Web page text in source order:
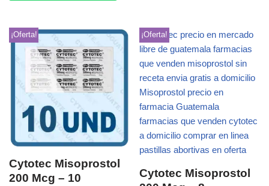
¡Oferta!
Cytotec Misoprostol
200 Mcg – 10
¡Oferta!
Cytotec Misoprostol